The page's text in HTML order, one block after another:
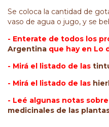
Se coloca la cantidad de
vaso de agua o jugo, y se
- Enterate de todos los
Argentina que hay en Lo
- Mirá el listado de las
- Mirá el listado de las
- Leé algunas notas
medicinales de las